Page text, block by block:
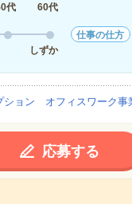
代 60代
しずか
仕事の仕方
ション オフィスワーク事
応募する